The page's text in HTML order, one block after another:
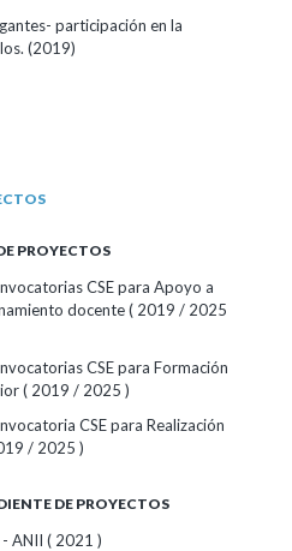
participación en la
(2019)
PROYECTOS
CSE para Apoyo a
docente( 2019 / 2025
CSE para Formación
( 2019 / 2025 )
CSE para Realización
/ 2025 )
DE PROYECTOS
ANII ( 2021 )